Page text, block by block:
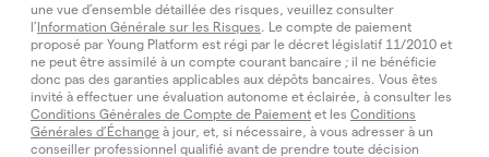
une vue d’ensemble détaillée des risques, veuillez consulter
l’Information Générale sur les Risques. Le compte de paiement
proposé par Young Platform est régi par le décret législatif 11/2010 et
ne peut être assimilé à un compte courant bancaire ; il ne bénéficie
donc pas des garanties applicables aux dépôts bancaires. Vous êtes
invité à effectuer une évaluation autonome et éclairée, à consulter les
Conditions Générales de Compte de Paiement et les Conditions
Générales d’Échange à jour, et, si nécessaire, à vous adresser à un
conseiller professionnel qualifié avant de prendre toute décision